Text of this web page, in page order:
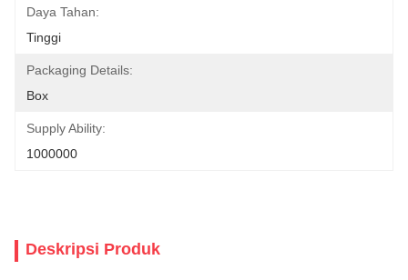
Daya Tahan:
Tinggi
Packaging Details:
Box
Supply Ability:
1000000
Deskripsi Produk